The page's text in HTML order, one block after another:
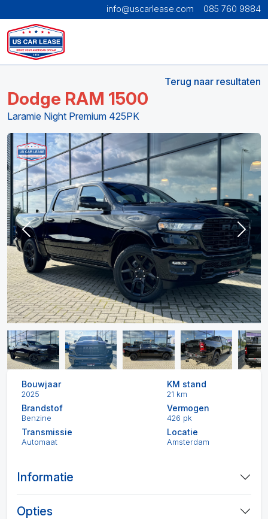
info@uscarlease.com 085 760 9884
Terug naar resultaten
Dodge RAM 1500
Laramie Night Premium 425PK
Previous Next
Bouwjaar
2025
KM stand
21 km
Brandstof
Benzine
Vermogen
426 pk
Transmissie
Automaat
Locatie
Amsterdam
Informatie
Opties